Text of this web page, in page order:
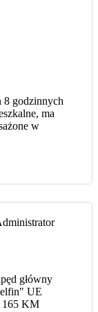
8 godzinnych
ma
w
główny
UE
165 KM